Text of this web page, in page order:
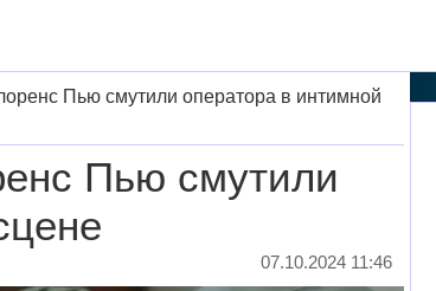
Пью смутили оператора в интимной
Пью смутили
07.10.2024 11:46